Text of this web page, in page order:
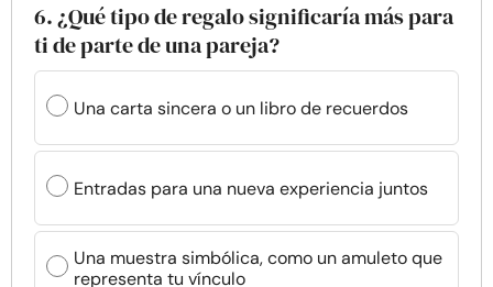
6. ¿Qué tipo de regalo significaría más para
ti de parte de una pareja?
Una carta sincera o un libro de recuerdos
Entradas para una nueva experiencia juntos
Una muestra simbólica, como un amuleto que
representa tu vínculo